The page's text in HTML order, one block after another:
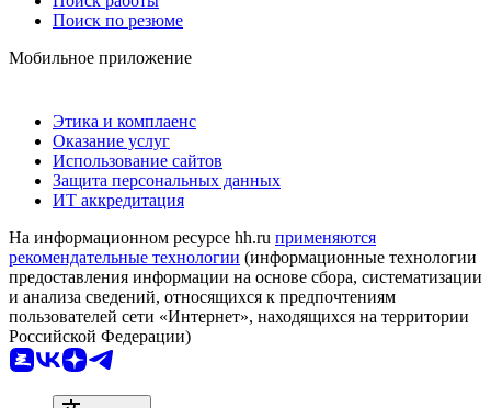
Поиск по резюме
Мобильное приложение
Этика и комплаенс
Оказание услуг
Использование сайтов
Защита персональных данных
ИТ аккредитация
На информационном ресурсе hh.ru применяются
рекомендательные технологии (информационные технологии
предоставления информации на основе сбора, систематизации
и анализа сведений, относящихся к предпочтениям
пользователей сети «Интернет», находящихся на территории
Российской Федерации)